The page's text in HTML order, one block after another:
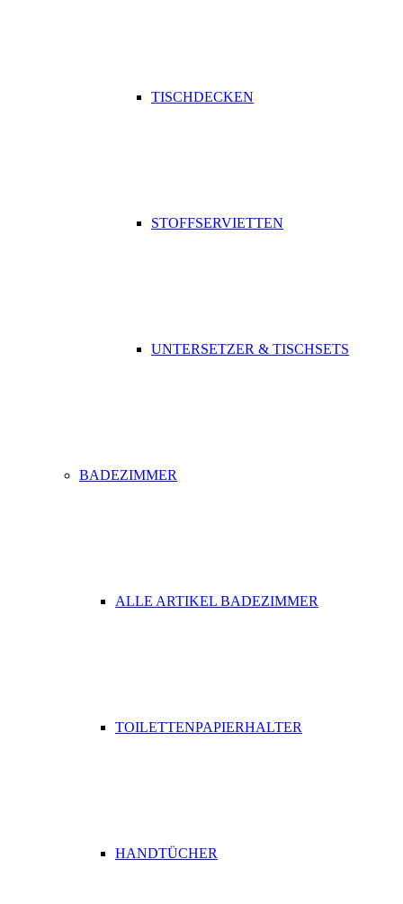
TISCHDECKEN
STOFFSERVIETTEN
UNTERSETZER & TISCHSETS
BADEZIMMER
ALLE ARTIKEL BADEZIMMER
TOILETTENPAPIERHALTER
HANDTÜCHER